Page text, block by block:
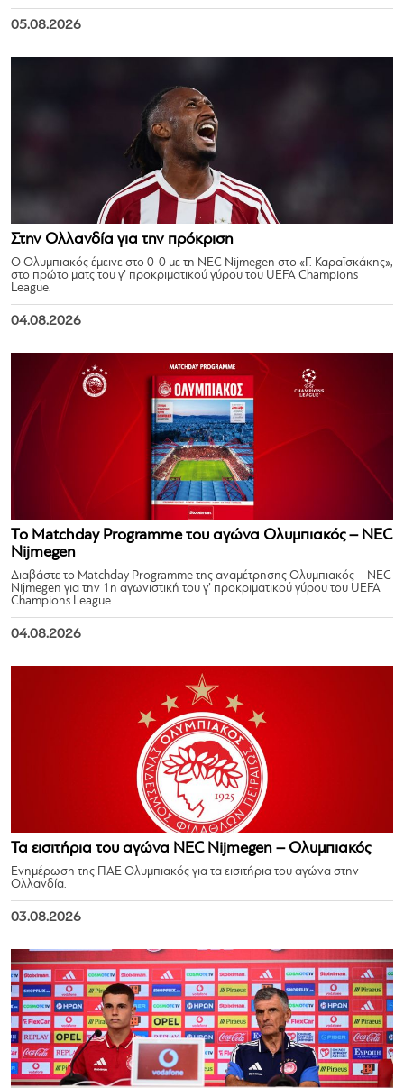
05.08.2026
Στην Ολλανδία για την πρόκριση
Ο Ολυμπιακός έμεινε στο 0-0 με τη NEC Nijmegen στο «Γ. Καραϊσκάκης»,
στο πρώτο ματς του γ’ προκριματικού γύρου του UEFA Champions
League.
04.08.2026
Το Matchday Programme του αγώνα Ολυμπιακός – NEC
Nijmegen
Διαβάστε το Matchday Programme της αναμέτρησης Ολυμπιακός – NEC
Nijmegen για την 1η αγωνιστική του γ’ προκριματικού γύρου του UEFA
Champions League.
04.08.2026
Τα εισιτήρια του αγώνα NEC Nijmegen – Ολυμπιακός
Ενημέρωση της ΠΑΕ Ολυμπιακός για τα εισιτήρια του αγώνα στην
Ολλανδία.
03.08.2026